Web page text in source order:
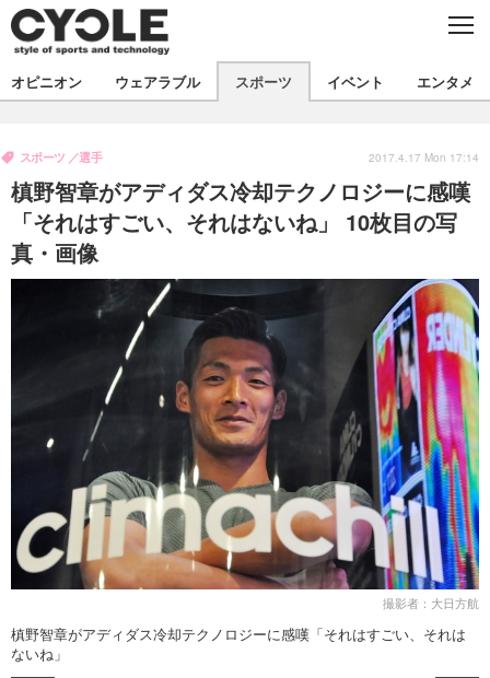
C
E
製品/用品
衣類
飲食
バックナンバー
コラム
インプレ
ボイス
デバイス
ビジネス
国内
スポーツ
選手
動画
イベント
試乗会
スポーツ
ツアー
文化
芸能
出版／映画
話題
ファッション
デザイン
写真
動画
社会
政治
ハウツー
オピニオン ウェアラブル スポーツ イベント エンタメ
槙野智章がアディダス冷却テクノロジーに感嘆
「それはすごい、それはないね」 10枚目の写
真・画像
スポーツ 選手 2017.4.17 Mon 17:14
撮影者：大日方航
槙野智章がアディダス冷却テクノロジーに感嘆「それはすごい、それは
ないね」